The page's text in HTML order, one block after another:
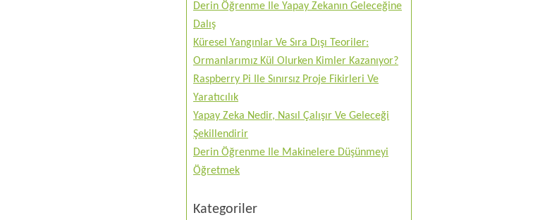
Derin Öğrenme Ile Yapay Zekanın Geleceğine
Dalış
Küresel Yangınlar Ve Sıra Dışı Teoriler:
Ormanlarımız Kül Olurken Kimler Kazanıyor?
Raspberry Pi Ile Sınırsız Proje Fikirleri Ve
Yaratıcılık
Yapay Zeka Nedir, Nasıl Çalışır Ve Geleceği
Şekillendirir
Derin Öğrenme Ile Makinelere Düşünmeyi
Öğretmek
Kategoriler